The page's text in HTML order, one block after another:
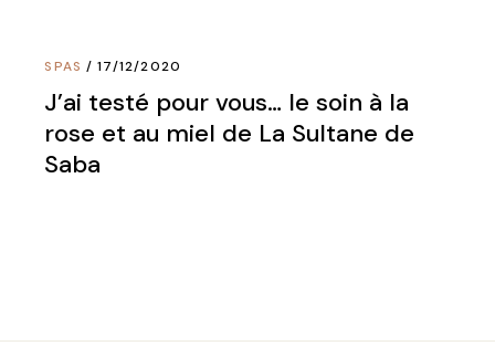
SPAS 17/12/2020
J’ai testé pour vous… le soin à la
rose et au miel de La Sultane de
Saba